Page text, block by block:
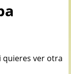
quieres ver otra